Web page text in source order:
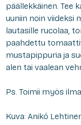
päällekkäinen. Tee
uuniin noin viideksi
lautasille rucolaa,
paahdettu
mustapippuria ja
alen tai vaalean
Ps. Toimii myös
Kuva: Anikó